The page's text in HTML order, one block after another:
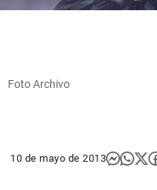
Foto Archivo
10 de mayo de 2013